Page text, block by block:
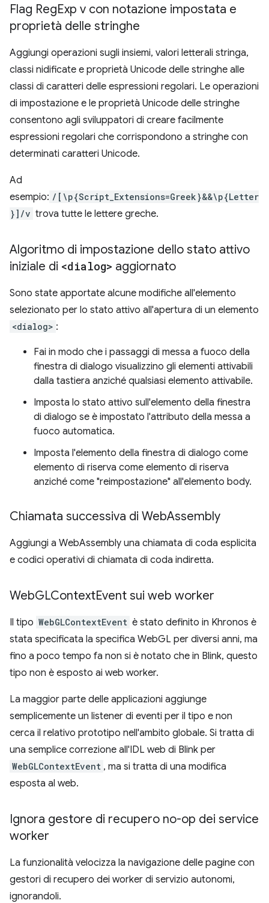
Flag RegExp v con notazione impostata e
proprietà delle stringhe
Aggiungi operazioni sugli insiemi, valori letterali stringa,
classi nidificate e proprietà Unicode delle stringhe alle
classi di caratteri delle espressioni regolari. Le operazioni
di impostazione e le proprietà Unicode delle stringhe
consentono agli sviluppatori di creare facilmente
espressioni regolari che corrispondono a stringhe con
determinati caratteri Unicode.
Ad
esempio: /[\p{Script_Extensions=Greek}&&\p{Letter
}]/v trova tutte le lettere greche.
Algoritmo di impostazione dello stato attivo
iniziale di <dialog> aggiornato
Sono state apportate alcune modifiche all'elemento
selezionato per lo stato attivo all'apertura di un elemento
<dialog> :
Fai in modo che i passaggi di messa a fuoco della
finestra di dialogo visualizzino gli elementi attivabili
dalla tastiera anziché qualsiasi elemento attivabile.
Imposta lo stato attivo sull'elemento della finestra
di dialogo se è impostato l'attributo della messa a
fuoco automatica.
Imposta l'elemento della finestra di dialogo come
elemento di riserva come elemento di riserva
anziché come "reimpostazione" all'elemento body.
Chiamata successiva di WebAssembly
Aggiungi a WebAssembly una chiamata di coda esplicita
e codici operativi di chiamata di coda indiretta.
WebGLContextEvent sui web worker
Il tipo WebGLContextEvent è stato definito in Khronos è
stata specificata la specifica WebGL per diversi anni, ma
fino a poco tempo fa non si è notato che in Blink, questo
tipo non è esposto ai web worker.
La maggior parte delle applicazioni aggiunge
semplicemente un listener di eventi per il tipo e non
cerca il relativo prototipo nell'ambito globale. Si tratta di
una semplice correzione all'IDL web di Blink per
WebGLContextEvent , ma si tratta di una modifica
esposta al web.
Ignora gestore di recupero no-op dei service
worker
La funzionalità velocizza la navigazione delle pagine con
gestori di recupero dei worker di servizio autonomi,
ignorandoli.